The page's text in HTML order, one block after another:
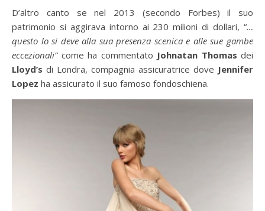
D’altro canto se nel 2013 (secondo Forbes) il suo
patrimonio si aggirava intorno ai 230 milioni di dollari, “…
questo lo si deve alla sua presenza scenica e alle sue gambe
eccezionali” come ha commentato Johnatan Thomas dei
Lloyd’s di Londra, compagnia assicuratrice dove Jennifer
Lopez ha assicurato il suo famoso fondoschiena.